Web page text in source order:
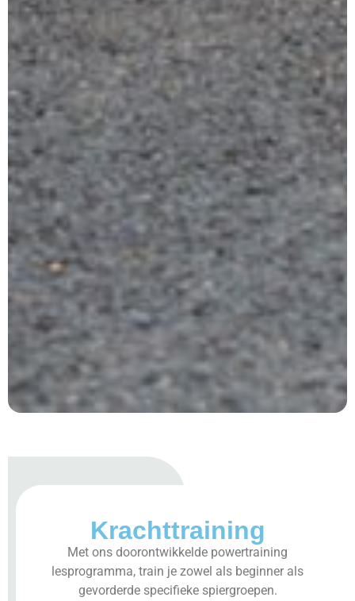
Krachttraining
Met ons doorontwikkelde powertraining
lesprogramma, train je zowel als beginner als
gevorderde specifieke spiergroepen.